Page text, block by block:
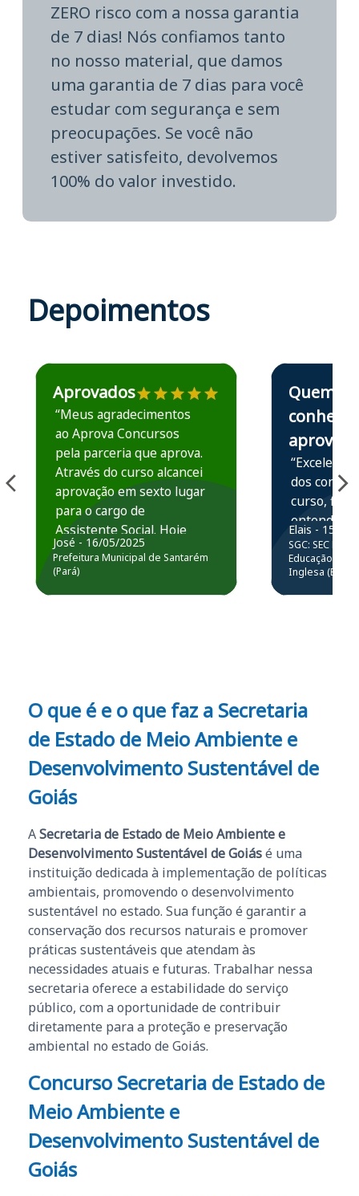
ZERO risco com a nossa garantia
de 7 dias! Nós confiamos tanto
no nosso material, que damos
uma garantia de 7 dias para você
estudar com segurança e sem
preocupações. Se você não
estiver satisfeito, devolvemos
100% do valor investido.
Depoimentos
Estudante José recomenda o Aprova Concursos em
Aprovados
“Meus agradecimentos
ao Aprova Concursos
pela parceria que aprova.
Através do curso alcancei
aprovação em sexto lugar
para o cargo de
Assistente Social. Hoje
estou atuando na
Prefeitura de Santarém.
José - 16/05/2025
Prefeitura Municipal de Santarém
(Pará)
Estudante Elais
Quem
conhece,
aprova
“Excelente
dos
curso,
entender e
prática
resolução
questões.”
Elais - 15/07/
SGC: SEC BA
Educação
Inglesa (Edital
O que é e o que faz a Secretaria
de Estado de Meio Ambiente e
Desenvolvimento Sustentável de
Goiás
ASecretaria de Estado de Meio Ambiente e
Desenvolvimento Sustentável de Goiásé uma
instituição dedicada à implementação de políticas
ambientais, promovendo o desenvolvimento
sustentável no estado. Sua função é garantir a
conservação dos recursos naturais e promover
práticas sustentáveis que atendam às
necessidades atuais e futuras. Trabalhar nessa
secretaria oferece a estabilidade do serviço
público, com a oportunidade de contribuir
diretamente para a proteção e preservação
ambiental no estado de Goiás.
Concurso Secretaria de Estado de
Meio Ambiente e
Desenvolvimento Sustentável de
Goiás